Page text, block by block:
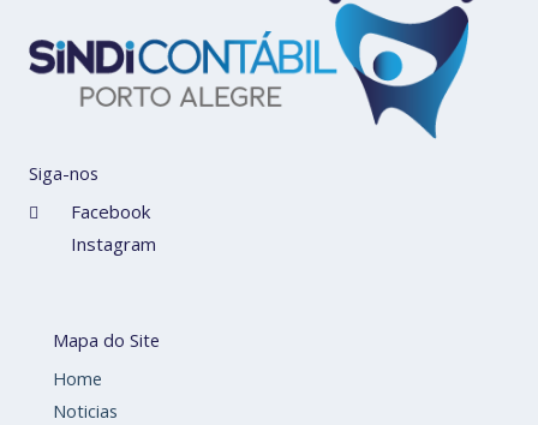
Siga-nos
Facebook
Instagram
Mapa do Site
Home
Noticias